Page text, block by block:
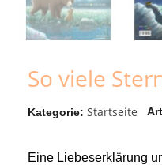
So viele
Kategorie Startseite
Eine Liebeserklärung